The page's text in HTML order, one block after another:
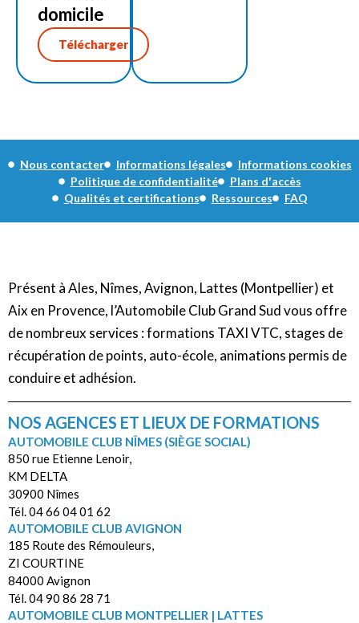
domicile
Télécharger
Nous contacter Informations légales
Informations cookies
Politique de confidentialité
Plans d'accès
Qualités et certifications
Ressources FAQ
Présent à Ales, Nîmes, Avignon, Lattes (Montpellier) et
Aix en Provence, l’Automobile Club Grand Sud vous offre
de nombreux services : formations TAXI VTC, stages de
récupération de points, auto-école, animations permis de
conduire et adhésion.
NOS AGENCES ET LIEUX DE FORMATIONS
AUTOMOBILE CLUB NÎMES (SIÈGE SOCIAL)
850 rue Etienne Lenoir,
KM DELTA
30900 Nîmes
Tél. 04 66 04 01 62
AUTOMOBILE CLUB AVIGNON
185 Route des Rémouleurs,
ZI COURTINE
84000 Avignon
Tél. 04 90 86 28 71
AUTOMOBILE CLUB MONTPELLIER | LATTES